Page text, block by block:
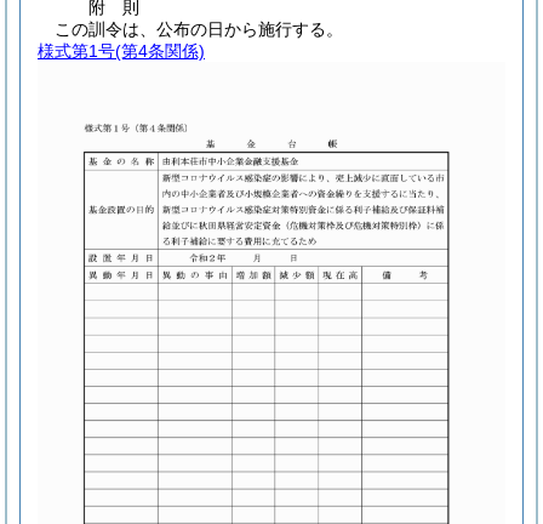
附 則
この訓令は、公布の日から施行する。
様式第1号(第4条関係)